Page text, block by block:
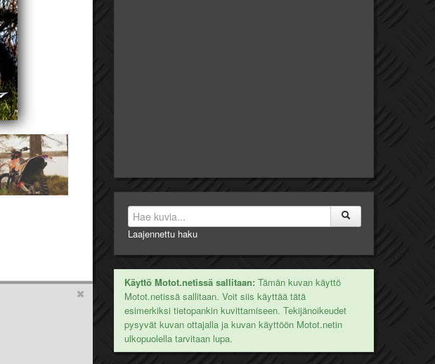
Laajennettu haku
Käyttö Motot.netissä sallitaan: Tämän kuvan käyttö
Motot.netissä sallitaan. Voit siis käyttää tätä
esimerkiksi tietopankin kuvittamiseen. Tekijänoikeudet
pysyvät kuvan ottajalla ja kuvan käyttöön Motot.netin
ulkopuolella tarvitaan lupa.